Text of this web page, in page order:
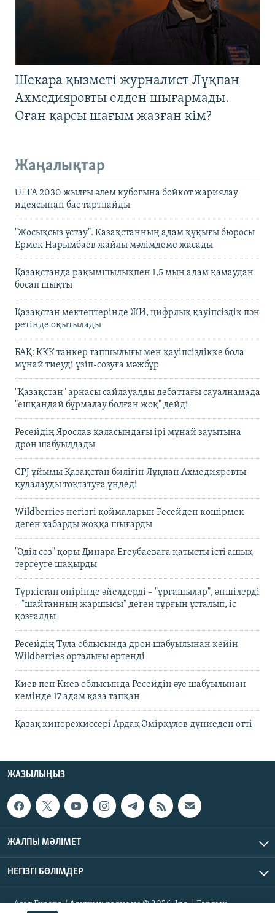
Шекара қызметі журналист Лұқпан
Ахмедияровты елден шығармады.
Оған қарсы шағым жазған кім?
Жаңалықтар
UEFA 2030 жылғы әлем кубогына бойкот жариялау
идеясынан бас тартпайды
"Жосықсыз ұстау". Қазақстанның адам құқығы бюросы
Ермек Нарымбаев жайлы мәлімдеме жасады
Қазақстанда рақымшылықпен 1,5 мың адам қамаудан
босап шықты
Қазақстан мектептерінде ЖИ, цифрлық қауіпсіздік пән
ретінде оқытылады
БАҚ: КҚК танкер тапшылығы мен қауіпсіздікке бола
мұнай тиеуді үзіп-созуға мәжбүр
"Қазақстан" арнасы сайлауалды дебаттағы сауалнамада
"ешқандай бұрмалау болған жоқ" дейді
Ресейдің Ярослав қаласындағы ірі мұнай зауытына
дрон шабуылдады
CPJ ұйымы Қазақстан билігін Лұқпан Ахмедияровты
қудалауды тоқтатуға үндеді
Wildberries негізгі қоймаларын Ресейден көшірмек
деген хабарды жоққа шығарды
"Әділ сөз" қоры Динара Егеубаеваға қатысты істі ашық
тергеуге шақырды
Түркістан өңірінде әйелдерді – "ұрғашылар", әншілерді
– "шайтанның жаршысы" деген тұрғын ұсталып, іс
қозғалды
Ресейдің Тула облысында дрон шабуылынан кейін
Wildberries орталығы өртенді
Киев пен Киев облысында Ресейдің әуе шабуылынан
кемінде 17 адам қаза тапқан
Қазақ кинорежиссері Ардақ Әмірқұлов дүниеден өтті
ЖАЗЫЛЫҢЫЗ
ЖАЛПЫ МӘЛІМЕТ
НЕГІЗГІ БӨЛІМДЕР
Азат Еуропа / Азаттық радиосы © 2026, Inc. | Барлық